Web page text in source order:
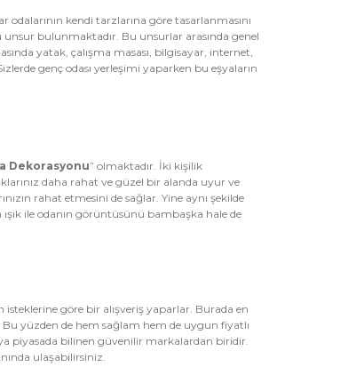
kendi tarzlarına göre tasarlanmasını
bulunmaktadır. Bu unsurlar arasında genel
yatak, çalışma masası, bilgisayar, internet,
genç odası yerleşimi yaparken bu eşyaların
Dekorasyonu” olmaktadır. İki kişilik
daha rahat ve güzel bir alanda uyur ve
rahat etmesini de sağlar. Yine aynı şekilde
ile odanın görüntüsünü bambaşka hale de
isteklerine göre bir alışveriş yaparlar. Burada en
Bu yüzden de hem sağlam hem de uygun fiyatlı
piyasada bilinen güvenilir markalardan biridir.
ulaşabilirsiniz.